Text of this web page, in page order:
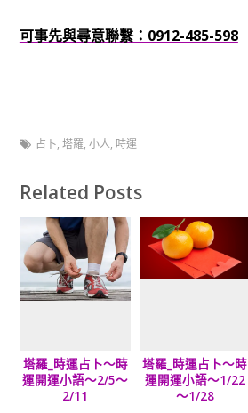
可事先與尋意聯繫：0912-485-598
占卜, 塔羅, 小人, 時運
Related Posts
塔羅_時運占卜～時
運開運小語～2/5～
2/11
塔羅_時運占卜～時
運開運小語～1/22
～1/28